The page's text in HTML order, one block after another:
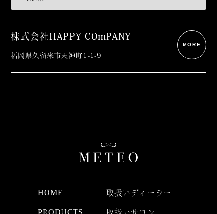
株式会社HAPPY COmPANY
福岡県久留米市天神町1-1-9
MORE
HOME
PRODUCTS
取扱いディーラー
取扱いサロン